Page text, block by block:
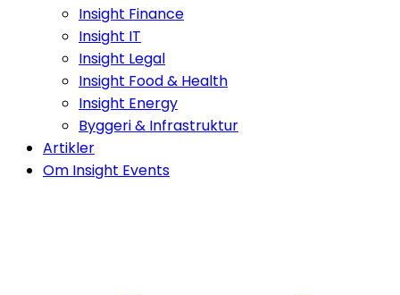
Insight Finance
Insight IT
Insight Legal
Insight Food & Health
Insight Energy
Byggeri & Infrastruktur
Artikler
Om Insight Events